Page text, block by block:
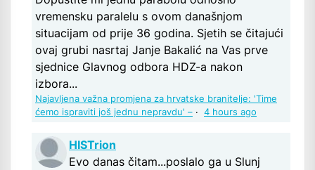
vremensku paralelu s ovom današnjom
situacijam od prije 36 godina. Sjetih se čitajući
ovaj grubi nasrtaj Janje Bakalić na Vas prve
sjednice Glavnog odbora HDZ-a nakon
izbora...
Najavljena važna promjena za hrvatske branitelje: 'Time
ćemo ispraviti još jednu nepravdu' – · 4 hours ago
HISTrion
Evo danas čitam...poslalo ga u Slunj